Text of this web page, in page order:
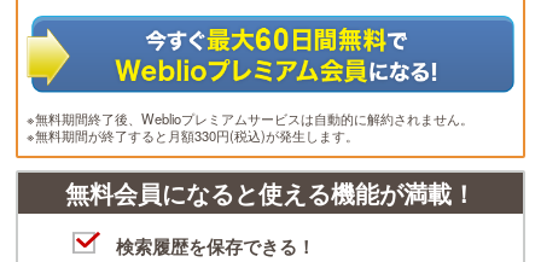
※無料期間終了後、Weblioプレミアムサービスは自動的に解約されません。
※無料期間が終了すると月額330円(税込)が発生します。
無料会員になると使える機能が満載！
検索履歴を保存できる！